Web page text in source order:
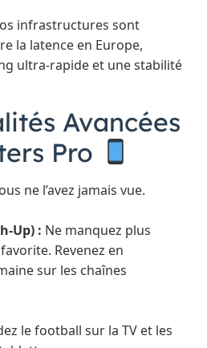
infrastructures sont
la latence en Europe,
ultra-rapide et une stabilité
Avancées
Pro
ne l’avez jamais vue.
Up) : Ne manquez plus
Revenez en
sur les chaînes
le football sur la TV et les